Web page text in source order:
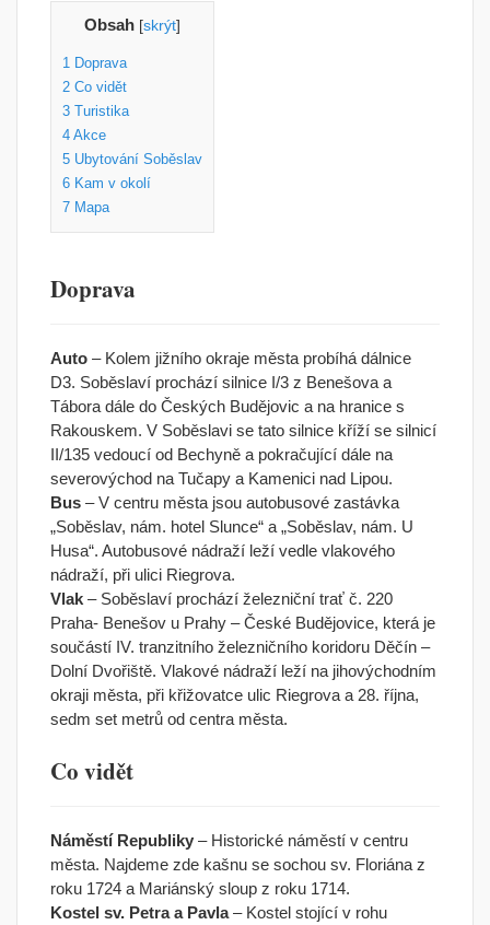
Obsah [skrýt]
1 Doprava
2 Co vidět
3 Turistika
4 Akce
5 Ubytování Soběslav
6 Kam v okolí
7 Mapa
Doprava
Auto – Kolem jižního okraje města probíhá dálnice
D3. Soběslaví prochází silnice I/3 z Benešova a
Tábora dále do Českých Budějovic a na hranice s
Rakouskem. V Soběslavi se tato silnice kříží se silnicí
II/135 vedoucí od Bechyně a pokračující dále na
severovýchod na Tučapy a Kamenici nad Lipou.
Bus – V centru města jsou autobusové zastávka
„Soběslav, nám. hotel Slunce“ a „Soběslav, nám. U
Husa“. Autobusové nádraží leží vedle vlakového
nádraží, při ulici Riegrova.
Vlak – Soběslaví prochází železniční trať č. 220
Praha- Benešov u Prahy – České Budějovice, která je
součástí IV. tranzitního železničního koridoru Děčín –
Dolní Dvořiště. Vlakové nádraží leží na jihovýchodním
okraji města, při křižovatce ulic Riegrova a 28. října,
sedm set metrů od centra města.
Co vidět
Náměstí Republiky – Historické náměstí v centru
města. Najdeme zde kašnu se sochou sv. Floriána z
roku 1724 a Mariánský sloup z roku 1714.
Kostel sv. Petra a Pavla– Kostel stojící v rohu